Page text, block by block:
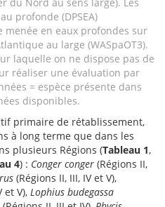
profonde (DPSEA)
en eaux profondes sur
au large (WASpaOT3).
laquelle on ne dispose pas de
réaliser une évaluation par
= espèce présente dans
disponibles.
primaire de rétablissement,
à long terme que dans les
plusieurs Régions (Tableau 1,
4) : Conger conger (Régions II,
(Régions II, III, IV et V),
et V), Lophius budegassa